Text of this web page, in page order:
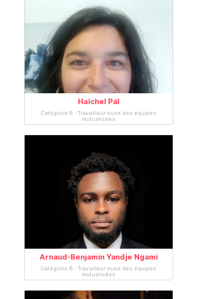
Haïchel Pál
Catégorie B : Travailleur·euse des équipes
mutualisées
Arnaud-Benjamin Yandje Ngami
Catégorie B : Travailleur·euse des équipes
mutualisées